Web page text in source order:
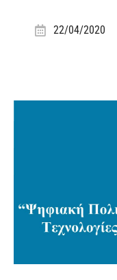
22/04/2020